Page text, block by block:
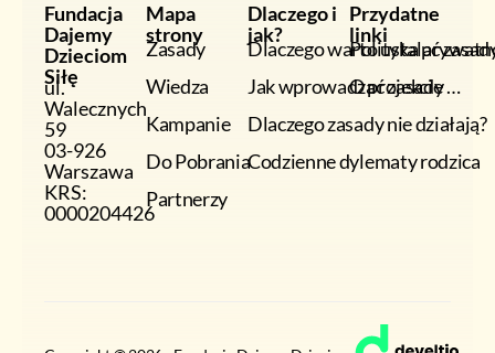
Fundacja
Dajemy
Dzieciom
Siłę
ul.
Walecznych
59
03-926
Warszawa
KRS:
0000204426
Mapa
strony
Zasady
Wiedza
Kampanie
Do Pobrania
Partnerzy
Dlaczego i
jak?
Dlaczego warto ustalać
Jak wprowadzać zasady …
Dlaczego zasady nie działają?
Codzienne dylematy rodzica
Przydatne
linki
Polityka
O projekcie